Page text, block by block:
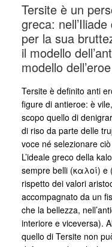
Tersite è un
greca:
per la sua
il modello
modello
Tersite è definito anti
figure di antieroe: è
scopo quello di
di riso da parte delle
voce né selezionare
L’ideale greco della
sempre belli (καλοί) e
rispetto dei valori
accompagnato da un
che la bellezza,
interiore e viceversa).
quello di Tersite non